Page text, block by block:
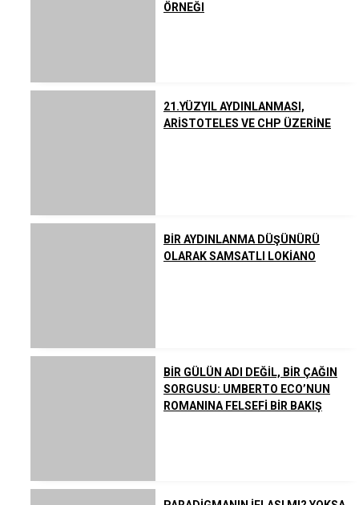
ÖRNEĞI
21.YÜZYIL AYDINLANMASI,
ARİSTOTELES VE CHP ÜZERİNE
BİR AYDINLANMA DÜŞÜNÜRÜ
OLARAK SAMSATLI LOKİANO
BİR GÜLÜN ADI DEĞİL, BİR ÇAĞIN
SORGUSU: UMBERTO ECO’NUN
ROMANINA FELSEFİ BİR BAKIŞ